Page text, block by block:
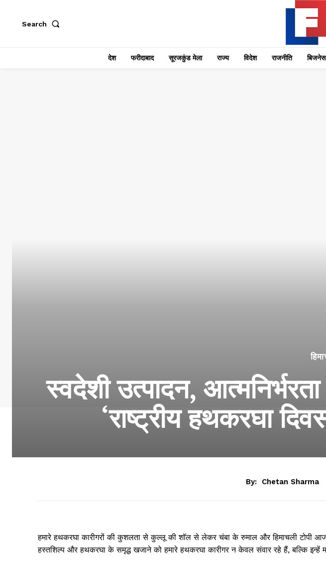
Search
देश फरीदाबाद सूरजकुंड मेला राज्‍य विदेश राजनीति बिजनेस
स्वदेशी उत्पादन,
‘राष्ट्रीय हथकरघा
By: Chetan Sharma
हमारे हथकरघा कारीगरों की कुशलता से कुल्लू की शॉल सेलेकर चंबा के रुमाल और हिमाचली टोपी
हस्तशिल्प और हथकरघा के समृद्ध खजाने को हमारे हथकरघा कारीगर न केवल संवार रहे हैं, बल्कि इन्हें